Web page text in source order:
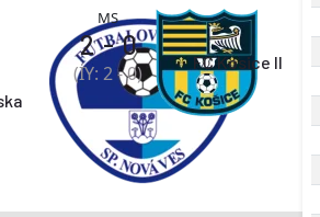
MS
2 - 0
(İY: 2-0) FC Kosice II